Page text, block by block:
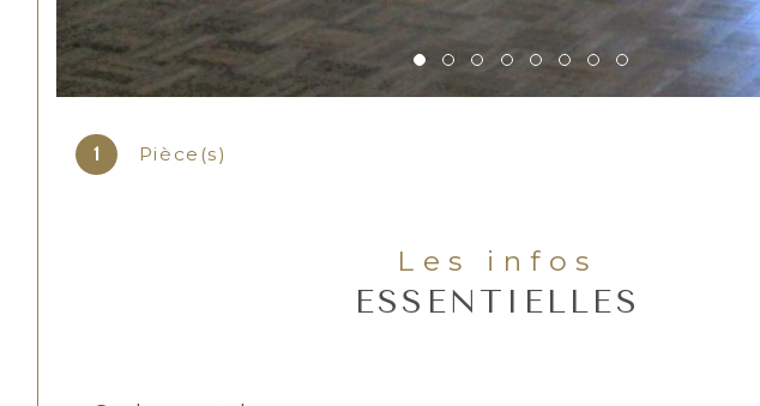
1 Pièce(s)
Les infos
ESSENTIELLES